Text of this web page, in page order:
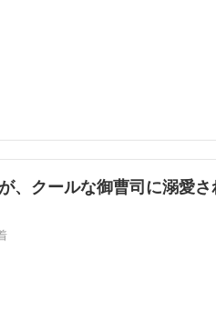
った
、クールな御曹司に溺愛